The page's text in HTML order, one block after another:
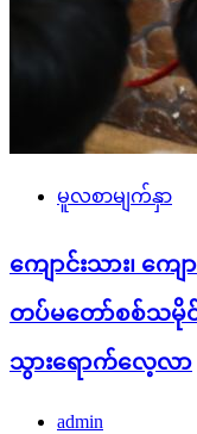
မူလစာမျက်နှာ
ကျောင်းသား၊ ကျေ
တပ်မတော်စစ်သမို
သွားရောက်လေ့လာ
admin